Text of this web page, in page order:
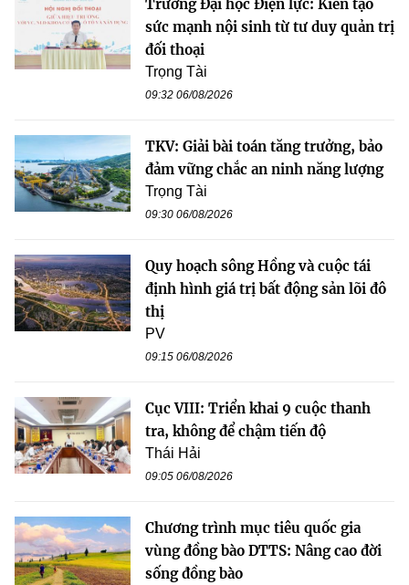
Trường Đại học Điện lực: Kiến tạo
sức mạnh nội sinh từ tư duy quản trị
đối thoại
Trọng Tài
09:32 06/08/2026
TKV: Giải bài toán tăng trưởng, bảo
đảm vững chắc an ninh năng lượng
Trọng Tài
09:30 06/08/2026
Quy hoạch sông Hồng và cuộc tái
định hình giá trị bất động sản lõi đô
thị
PV
09:15 06/08/2026
Cục VIII: Triển khai 9 cuộc thanh
tra, không để chậm tiến độ
Thái Hải
09:05 06/08/2026
Chương trình mục tiêu quốc gia
vùng đồng bào DTTS: Nâng cao đời
sống đồng bào